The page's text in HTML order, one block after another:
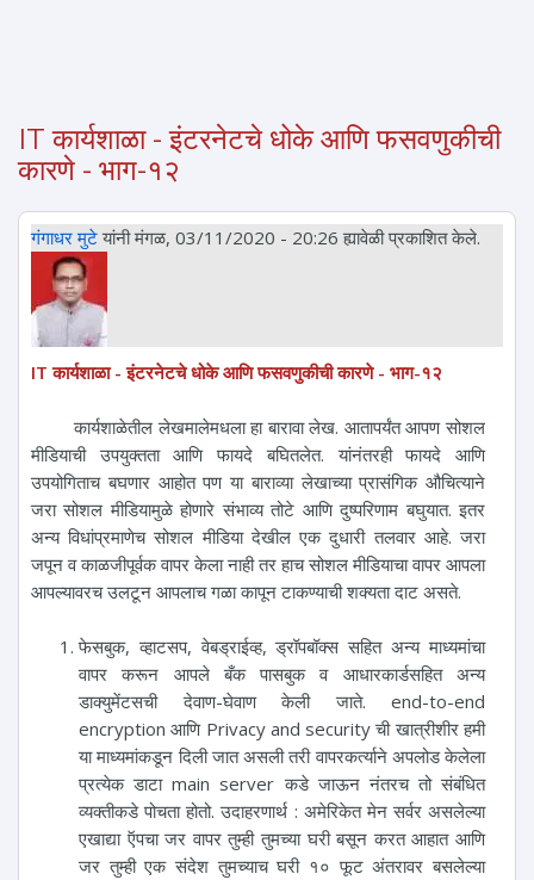
IT कार्यशाळा - इंटरनेटचे धोके आणि फसवणुकीची
कारणे - भाग-१२
गंगाधर मुटेयांनी मंगळ, 03/11/2020 - 20:26 ह्यावेळी प्रकाशित केले.
IT कार्यशाळा - इंटरनेटचे धोके आणि फसवणुकीची कारणे - भाग-१२
कार्यशाळेतील लेखमालेमधला हा बारावा लेख. आतापर्यंत आपण सोशल
मीडियाची उपयुक्तता आणि फायदे बघितलेत. यांनंतरही फायदे आणि
उपयोगिताच बघणार आहोत पण या बाराव्या लेखाच्या प्रासंगिक औचित्याने
जरा सोशल मीडियामुळे होणारे संभाव्य तोटे आणि दुष्परिणाम बघुयात. इतर
अन्य विधांप्रमाणेच सोशल मीडिया देखील एक दुधारी तलवार आहे. जरा
जपून व काळजीपूर्वक वापर केला नाही तर हाच सोशल मीडियाचा वापर आपला
आपल्यावरच उलटून आपलाच गळा कापून टाकण्याची शक्यता दाट असते.
फेसबुक, व्हाटसप, वेबड्राईव्ह, ड्रॉपबॉक्स सहित अन्य माध्यमांचा
वापर करून आपले बँक पासबुक व आधारकार्डसहित अन्य
डाक्युमेंटसची देवाण-घेवाण केली जाते. end-to-end
encryption आणि Privacy and security ची खात्रीशीर हमी
या माध्यमांकडून दिली जात असली तरी वापरकर्त्याने अपलोड केलेला
प्रत्येक डाटा main server कडे जाऊन नंतरच तो संबंधित
व्यक्तीकडे पोचता होतो. उदाहरणार्थ : अमेरिकेत मेन सर्वर असलेल्या
एखाद्या ऍपचा जर वापर तुम्ही तुमच्या घरी बसून करत आहात आणि
जर तुम्ही एक संदेश तुमच्याच घरी १० फूट अंतरावर बसलेल्या